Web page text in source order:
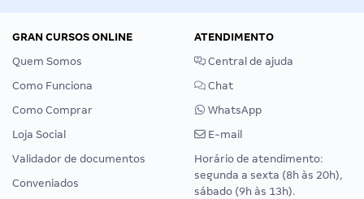
GRAN CURSOS ONLINE
Quem Somos
Como Funciona
Como Comprar
Loja Social
Validador de documentos
Conveniados
ATENDIMENTO
Central de ajuda
Chat
WhatsApp
E-mail
Horário de atendimento:
segunda a sexta (8h às 20h),
sábado (9h às 13h).